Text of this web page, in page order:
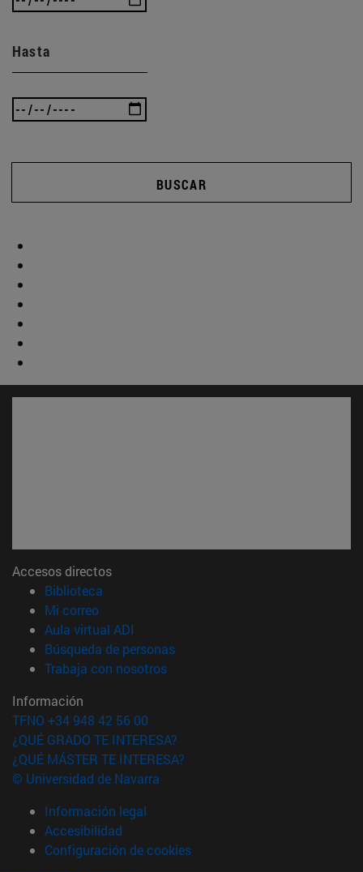
Hasta
BUSCAR
Accesos directos
Biblioteca
Mi correo(abre en nueva ventana)
Aula virtual ADI
Búsqueda de personas(abre en nueva ventana)
Trabaja con nosotros(abre en nueva ventana)
Información
TFNO +34 948 42 56 00
¿QUÉ GRADO TE INTERESA?
¿QUÉ MÁSTER TE INTERESA?
© Universidad de Navarra
Información legal
Accesibilidad
Configuración de cookies